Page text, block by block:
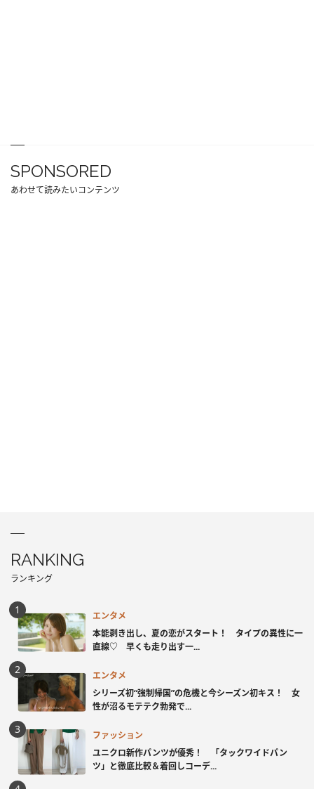
SPONSORED
あわせて読みたいコンテンツ
RANKING
ランキング
エンタメ
本能剥き出し、夏の恋がスタート！ タイプの異性に一
直線♡ 早くも走り出す一...
エンタメ
シリーズ初“強制帰国”の危機と今シーズン初キス！ 女
性が沼るモテテク勃発で...
ファッション
ユニクロ新作パンツが優秀！ 「タックワイドパン
ツ」と徹底比較＆着回しコーデ...